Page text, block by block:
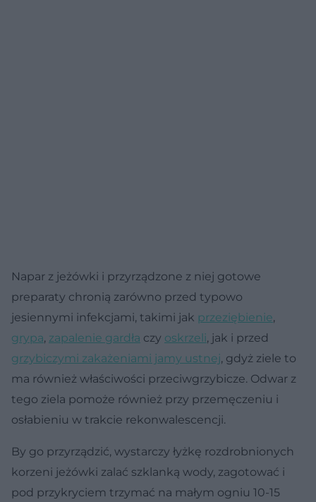
Napar z jeżówki i przyrządzone z niej gotowe
preparaty chronią zarówno przed typowo
jesiennymi infekcjami, takimi jak przeziębienie,
grypa, zapalenie gardła czy oskrzeli, jak i przed
grzybiczymi zakażeniami jamy ustnej, gdyż ziele to
ma również właściwości przeciwgrzybicze. Odwar z
tego ziela pomoże również przy przemęczeniu i
osłabieniu w trakcie rekonwalescencji.
By go przyrządzić, wystarczy łyżkę rozdrobnionych
korzeni jeżówki zalać szklanką wody, zagotować i
pod przykryciem trzymać na małym ogniu 10-15